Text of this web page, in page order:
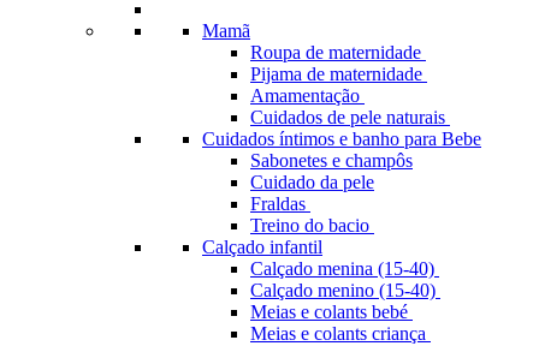
Mamã
Roupa de maternidade
Pijama de maternidade
Amamentação
Cuidados de pele naturais
Cuidados íntimos e banho para Bebe
Sabonetes e champôs
Cuidado da pele
Fraldas
Treino do bacio
Calçado infantil
Calçado menina (15-40)
Calçado menino (15-40)
Meias e colants bebé
Meias e colants criança